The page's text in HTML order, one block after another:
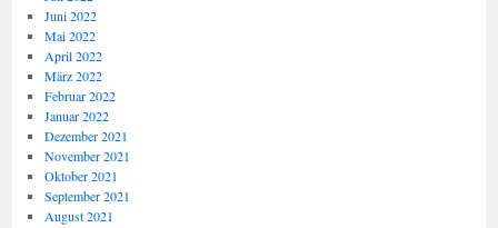
Juni 2022
Mai 2022
April 2022
März 2022
Februar 2022
Januar 2022
Dezember 2021
November 2021
Oktober 2021
September 2021
August 2021